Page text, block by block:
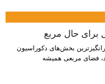
برای حال مربع
بخش‌های دکوراسیون
فضای مربعی همیشه